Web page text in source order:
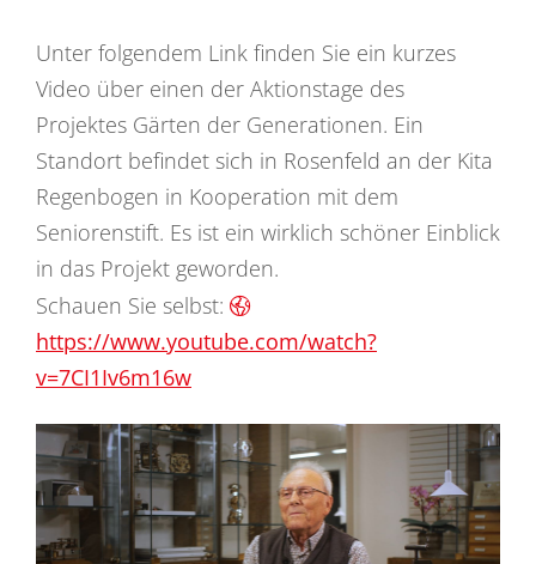
Unter folgendem Link finden Sie ein kurzes
Video über einen der Aktionstage des
Projektes Gärten der Generationen. Ein
Standort befindet sich in Rosenfeld an der Kita
Regenbogen in Kooperation mit dem
Seniorenstift. Es ist ein wirklich schöner Einblick
in das Projekt geworden.
Schauen Sie selbst:
https://www.youtube.com/watch?
v=7CI1Iv6m16w